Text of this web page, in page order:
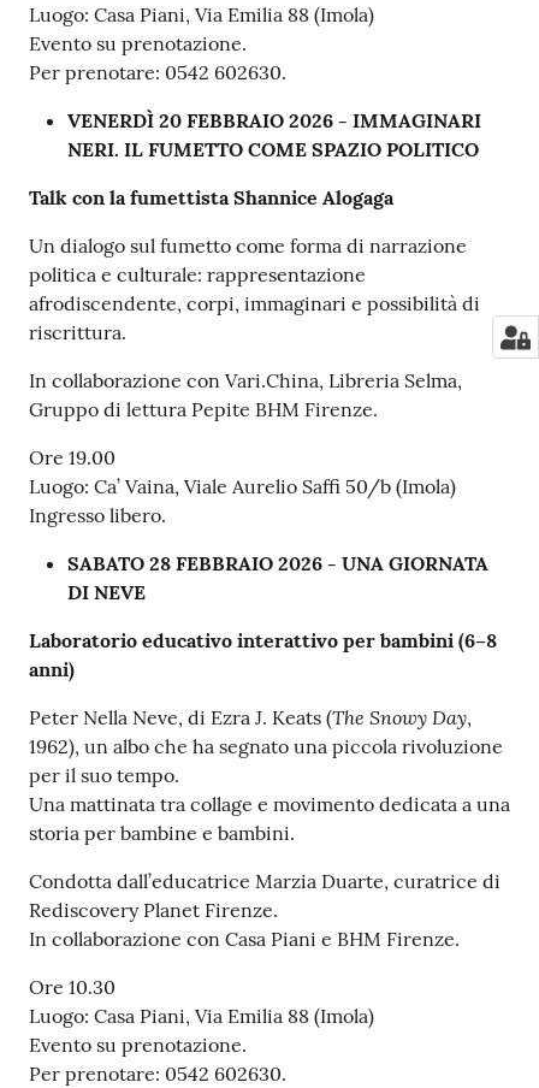
Luogo: Casa Piani, Via Emilia 88 (Imola)
Evento su prenotazione.
Per prenotare: 0542 602630.
VENERDÌ 20 FEBBRAIO 2026 - IMMAGINARI
NERI. IL FUMETTO COME SPAZIO POLITICO
Talk con la fumettista Shannice Alogaga
Un dialogo sul fumetto come forma di narrazione
politica e culturale: rappresentazione
afrodiscendente, corpi, immaginari e possibilità di
riscrittura.
In collaborazione con Vari.China, Libreria Selma,
Gruppo di lettura Pepite BHM Firenze.
Ore 19.00
Luogo: Ca’ Vaina, Viale Aurelio Saffi 50/b (Imola)
Ingresso libero.
SABATO 28 FEBBRAIO 2026 - UNA GIORNATA
DI NEVE
Laboratorio educativo interattivo per bambini (6–8
anni)
Peter Nella Neve, di Ezra J. Keats (The Snowy Day,
1962), un albo che ha segnato una piccola rivoluzione
per il suo tempo.
Una mattinata tra collage e movimento dedicata a una
storia per bambine e bambini.
Condotta dall’educatrice Marzia Duarte, curatrice di
Rediscovery Planet Firenze.
In collaborazione con Casa Piani e BHM Firenze.
Ore 10.30
Luogo: Casa Piani, Via Emilia 88 (Imola)
Evento su prenotazione.
Per prenotare: 0542 602630.